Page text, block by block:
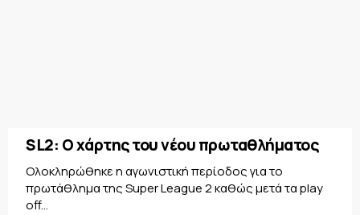
SL2: Ο χάρτης του νέου πρωταθλήματος
Oλοκληρώθηκε η αγωνιστική περίοδος για το
πρωτάθλημα της Super League 2 καθώς μετά τα play
off...